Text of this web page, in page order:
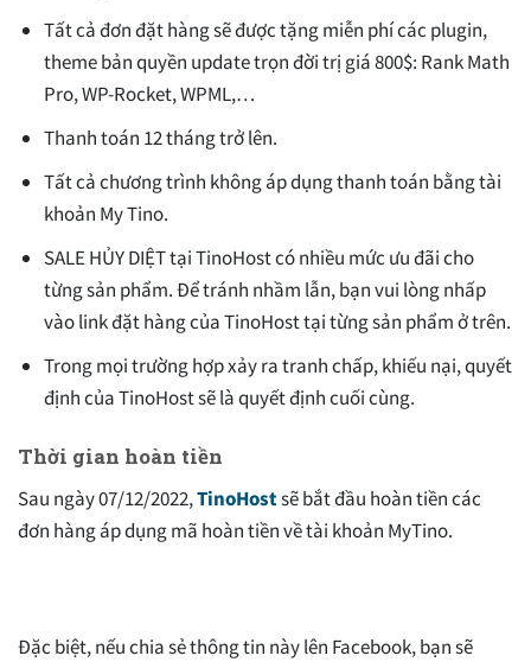
Tất cả đơn đặt hàng sẽ được tặng miễn phí các plugin,
theme bản quyền update trọn đời trị giá 800$: Rank Math
Pro, WP-Rocket, WPML,…
Thanh toán 12 tháng trở lên.
Tất cả chương trình không áp dụng thanh toán bằng tài
khoản My Tino.
SALE HỦY DIỆT tại TinoHost có nhiều mức ưu đãi cho
từng sản phẩm. Để tránh nhầm lẫn, bạn vui lòng nhấp
vào link đặt hàng của TinoHost tại từng sản phẩm ở trên.
Trong mọi trường hợp xảy ra tranh chấp, khiếu nại, quyết
định của TinoHost sẽ là quyết định cuối cùng.
Thời gian hoàn tiền
Sau ngày 07/12/2022,TinoHostsẽ bắt đầu hoàn tiền các
đơn hàng áp dụng mã hoàn tiền về tài khoản MyTino.
Đặc biệt, nếu chia sẻ thông tin này lên Facebook, bạn sẽ